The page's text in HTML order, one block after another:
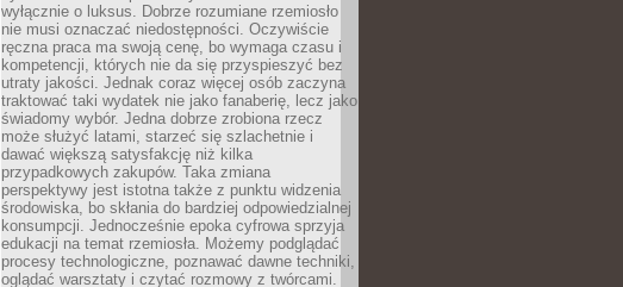
wyłącznie o luksus. Dobrze rozumiane rzemiosło
nie musi oznaczać niedostępności. Oczywiście
ręczna praca ma swoją cenę, bo wymaga czasu i
kompetencji, których nie da się przyspieszyć bez
utraty jakości. Jednak coraz więcej osób zaczyna
traktować taki wydatek nie jako fanaberię, lecz jako
świadomy wybór. Jedna dobrze zrobiona rzecz
może służyć latami, starzeć się szlachetnie i
dawać większą satysfakcję niż kilka
przypadkowych zakupów. Taka zmiana
perspektywy jest istotna także z punktu widzenia
środowiska, bo skłania do bardziej odpowiedzialnej
konsumpcji. Jednocześnie epoka cyfrowa sprzyja
edukacji na temat rzemiosła. Możemy podglądać
procesy technologiczne, poznawać dawne techniki,
oglądać warsztaty i czytać rozmowy z twórcami.